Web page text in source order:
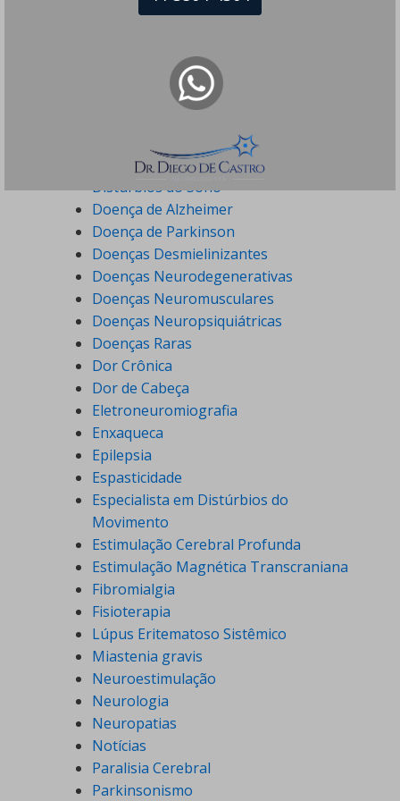
Alimentação
Coronavirus
Distúrbios do Movimento
Distúrbios do Sono
Doença de Alzheimer
Doença de Parkinson
Doenças Desmielinizantes
Doenças Neurodegenerativas
Doenças Neuromusculares
Doenças Neuropsiquiátricas
Doenças Raras
Dor Crônica
Dor de Cabeça
Eletroneuromiografia
Enxaqueca
Epilepsia
Espasticidade
Especialista em Distúrbios do
Movimento
Estimulação Cerebral Profunda
Estimulação Magnética Transcraniana
Fibromialgia
Fisioterapia
Lúpus Eritematoso Sistêmico
Miastenia gravis
Neuroestimulação
Neurologia
Neuropatias
Notícias
Paralisia Cerebral
Parkinsonismo